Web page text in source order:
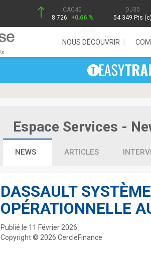
CAC40
8 726
+0,66 %
DJ30
54 349 Pts (c)
NOUS DÉCOUVRIR
Espace Services -
NEWS ARTICLES
DASSAULT
OPÉRATIONNELLE
Publié le 11 Février 2026
Copyright © 2026 CercleFinance